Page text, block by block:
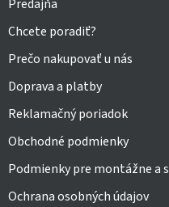
Predajňa
Chcete poradiť?
Prečo nakupovať u nás
Doprava a platby
Reklamačný poriadok
Obchodné podmienky
Podmienky pre montážne a
Ochrana osobných údajov